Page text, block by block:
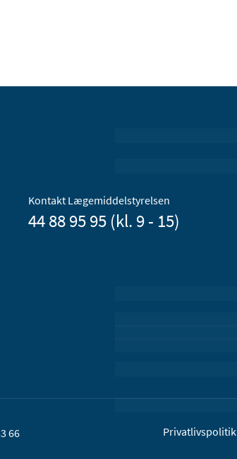
Kontakt Lægemiddelstyrelsen
44 88 95 95 (kl. 9 - 15)
66 Privatlivspolitik